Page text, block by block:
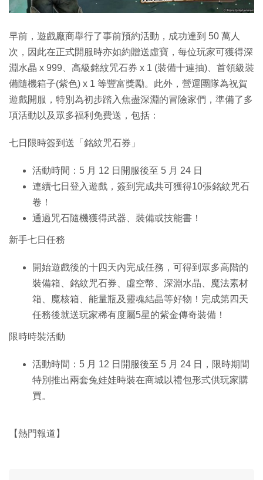
早前，遊戲廠商舉行了事前預約活動，成功達到 50 萬人
次，因此在正式開服時亦如約贈送虛寶，每位玩家可獲得深
淵水晶 x 999、高級銘紋咒石券 x 1 (裝備十連抽)、首領級裝
備隨機箱子(紫色) x 1 等豐富獎勵。此外，營運團隊為祝賀
遊戲開服，特別為初步踏入焦盡深淵的冒險家們，準備了多
項活動以及眾多福利免費送，包括：
七日限時簽到送「銘紋咒石券」
活動時間：5 月 12 日開服後至 5 月 24 日
連續七日登入遊戲，簽到完成共可獲得10張銘紋咒石
卷！
通過咒石隨機獲得武器、裝備或技能書！
新手七日任務
開始遊戲後的十四天內完成任務，可得到眾多高階的
裝備箱、銘紋咒石券、虛空幣、深淵水晶、魔法素材
箱、魔核箱、能量瓶及靈魂結晶等好物！完成第四天
任務後就送玩家稀有度屬5星的紫金傳奇裝備！
限時時裝活動
活動時間：5 月 12 日開服後至 5 月 24 日，限時期間
特別推出兩套兔娃娃時裝在商城以禮包形式供玩家購
買。
【熱門報道】